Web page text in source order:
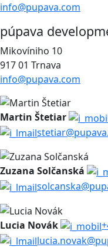
info@pupava.com
púpava
Mikovíniho 10
917 01 Trnava
info@pupava.com
Martin Štetiar
Zuzana Solčanská
Lucia Novák